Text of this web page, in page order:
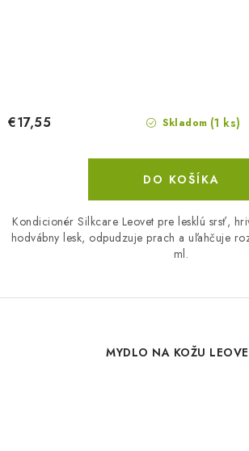
Skladom (1 ks)
€17,55
DO KOŠÍKA
Kondicionér Silkcare Leovet pre lesklú srsť,
hodvábny lesk, odpudzuje prach a uľahčuje
ml.
MYDLO NA KOŽU